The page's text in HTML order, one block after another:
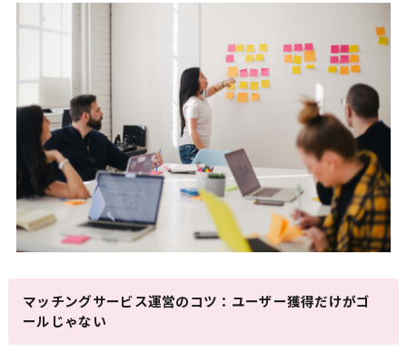
マッチングサービス運営のコツ：ユーザー獲得だけがゴ
ールじゃない